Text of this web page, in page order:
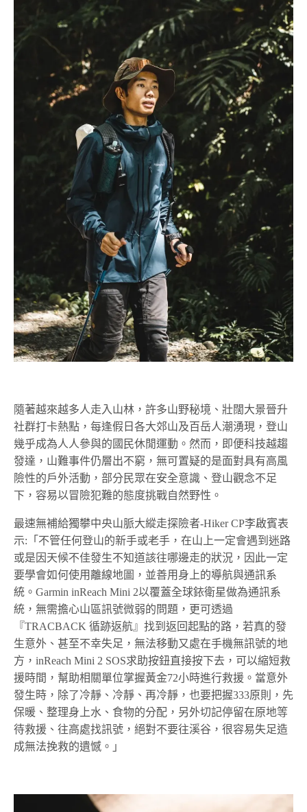
隨著越來越多人走入山林，許多山野秘境、壯闊大景晉升
社群打卡熱點，每逢假日各大郊山及百岳人潮湧現，登山
幾乎成為人人參與的國民休閒運動。然而，即便科技越趨
發達，山難事件仍層出不窮，無可置疑的是面對具有高風
險性的戶外活動，部分民眾在安全意識、登山觀念不足
下，容易以冒險犯難的態度挑戰自然野性。
最速無補給獨攀中央山脈大縱走探險者-Hiker CP李啟賓表
示:「不管任何登山的新手或老手，在山上一定會遇到迷路
或是因天候不佳發生不知道該往哪邊走的狀況，因此一定
要學會如何使用離線地圖，並善用身上的導航與通訊系
統。Garmin inReach Mini 2以覆蓋全球銥衛星做為通訊系
統，無需擔心山區訊號微弱的問題，更可透過
『TRACBACK 循跡返航』找到返回起點的路，若真的發
生意外、甚至不幸失足，無法移動又處在手機無訊號的地
方，inReach Mini 2 SOS求助按鈕直接按下去，可以縮短救
援時間，幫助相關單位掌握黃金72小時進行救援。當意外
發生時，除了冷靜、冷靜、再冷靜，也要把握333原則，先
保暖、整理身上水、食物的分配，另外切記停留在原地等
待救援、往高處找訊號，絕對不要往溪谷，很容易失足造
成無法挽救的遺憾。」